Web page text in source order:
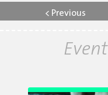
< Previous